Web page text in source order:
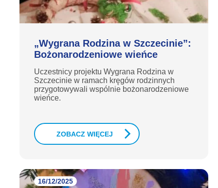
„Wygrana Rodzina w Szczecinie”:
Bożonarodzeniowe wieńce
Uczestnicy projektu Wygrana Rodzina w
Szczecinie w ramach kręgów rodzinnych
przygotowywali wspólnie bożonarodzeniowe
wieńce.
ZOBACZ WIĘCEJ
16/12/2025